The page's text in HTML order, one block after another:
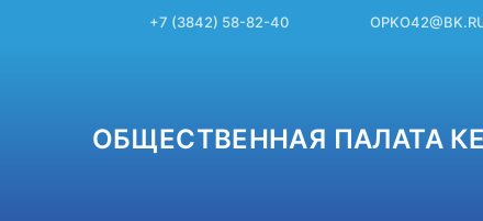
+7 (3842) 58-82-40
ОБЩЕСТВЕННАЯ ПАЛАТА